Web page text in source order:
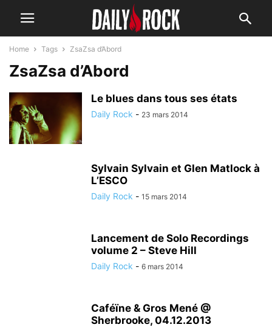
Home Tags ZsaZsa d’Abord
ZsaZsa d’Abord
Le blues dans tous ses états
Daily Rock - 23 mars 2014
Sylvain Sylvain et Glen Matlock à
L’ESCO
Daily Rock - 15 mars 2014
Lancement de Solo Recordings
volume 2 – Steve Hill
Daily Rock - 6 mars 2014
Caféïne & Gros Mené @
Sherbrooke, 04.12.2013